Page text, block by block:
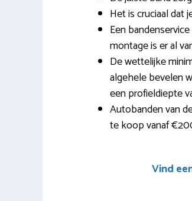
Het is cruciaal dat
Een
montage is er al
De wettelijke
algehele bevelen
een profieldiepte
Autobanden van
te koop vanaf
Vind